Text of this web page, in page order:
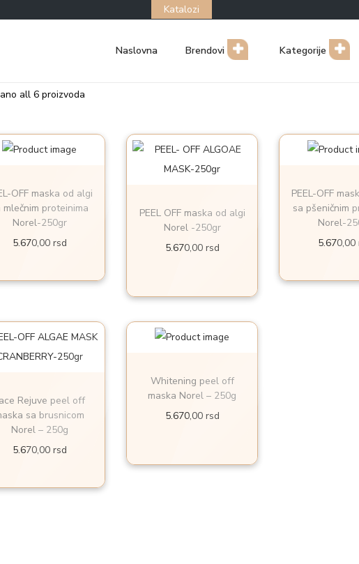
Katalozi
Naslovna Brendovi Kategorije
all 6 proizvoda
OFF maska od algi
mlečnim proteinima
Norel-250gr
5.670,00 rsd
PEEL OFF maska od algi
Norel -250gr
5.670,00 rsd
PEEL-OFF
sa pšeničnim
Norel-
5.670,00
Rejuve peel off
sa brusnicom
Norel – 250g
5.670,00 rsd
Whitening peel off
maska Norel – 250g
5.670,00 rsd